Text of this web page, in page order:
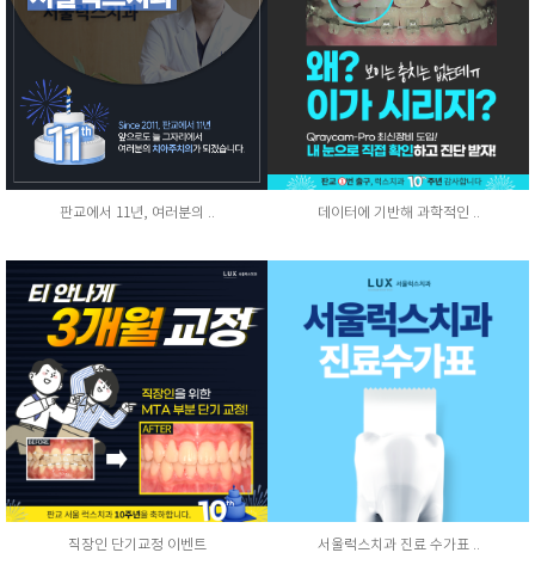
판교에서 11년, 여러분의 .. 데이터에 기반해 과학적인 ..
직장인 단기교정 이벤트 서울럭스치과 진료 수가표 ..